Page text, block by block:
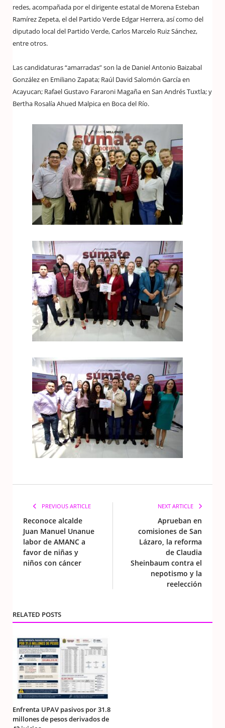
redes, acompañada por el dirigente estatal de Morena Esteban
Ramírez Zepeta, el del Partido Verde Edgar Herrera, así como del
diputado local del Partido Verde, Carlos Marcelo Ruiz Sánchez,
entre otros.
Las candidaturas “amarradas” son la de Daniel Antonio Baizabal
González en Emiliano Zapata; Raúl David Salomón García en
Acayucan; Rafael Gustavo Fararoni Magaña en San Andrés Tuxtla; y
Bertha Rosalía Ahued Malpica en Boca del Río.
PREVIOUS ARTICLE
Reconoce alcalde
Juan Manuel Unanue
labor de AMANC a
favor de niñas y
niños con cáncer
NEXT ARTICLE
Aprueban en
comisiones de San
Lázaro, la reforma
de Claudia
Sheinbaum contra el
nepotismo y la
reelección
RELATED POSTS
Enfrenta UPAV pasivos por 31.8
millones de pesos derivados de